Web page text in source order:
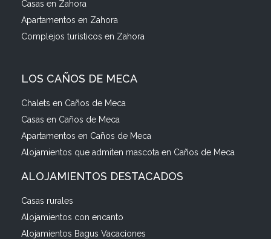
Casas en Zahora
Apartamentos en Zahora
Complejos turísticos en Zahora
LOS CAÑOS DE MECA
Chalets en Caños de Meca
Casas en Caños de Meca
Apartamentos en Caños de Meca
Alojamientos que admiten mascota en Caños de Meca
ALOJAMIENTOS DESTACADOS
Casas rurales
Alojamientos con encanto
Alojamientos Bagus Vacaciones